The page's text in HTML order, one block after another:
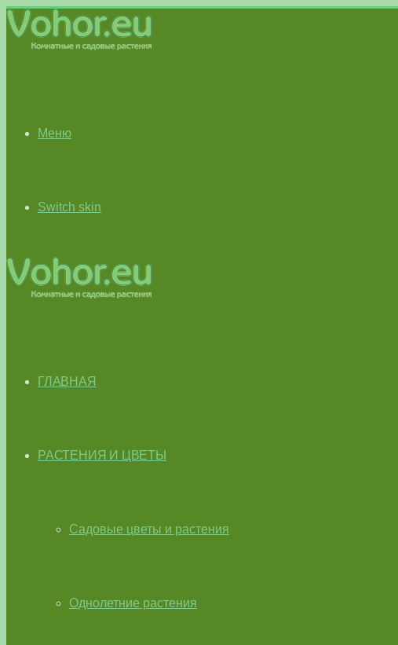
Меню
Switch skin
ГЛАВНАЯ
РАСТЕНИЯ И ЦВЕТЫ
Садовые цветы и растения
Однолетние растения